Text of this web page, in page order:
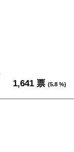
1,641 票 (5.8 %)